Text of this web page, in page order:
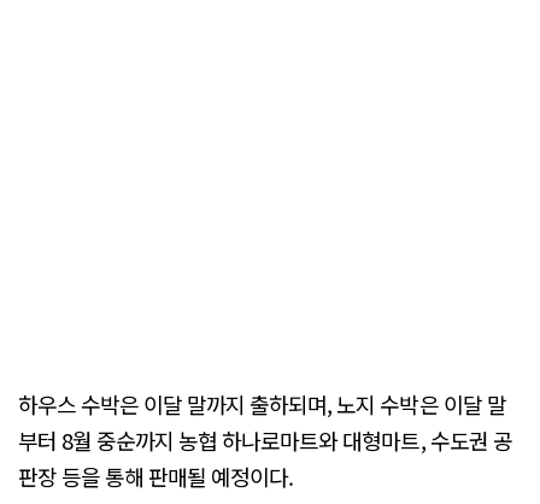
하우스 수박은 이달 말까지 출하되며, 노지 수박은 이달 말
부터 8월 중순까지 농협 하나로마트와 대형마트, 수도권 공
판장 등을 통해 판매될 예정이다.